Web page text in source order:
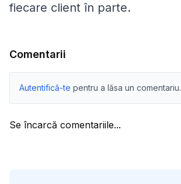
fiecare client în parte.
Comentarii
Autentifică-te pentru a lăsa un comentariu.
Se încarcă comentariile...